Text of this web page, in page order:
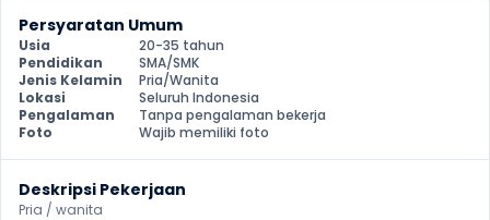
Persyaratan Umum
Usia
20-35 tahun
Pendidikan
SMA/SMK
Jenis Kelamin
Pria/Wanita
Lokasi
Seluruh Indonesia
Pengalaman
Tanpa pengalaman bekerja
Foto
Wajib memiliki foto
Deskripsi Pekerjaan
Pria / wanita